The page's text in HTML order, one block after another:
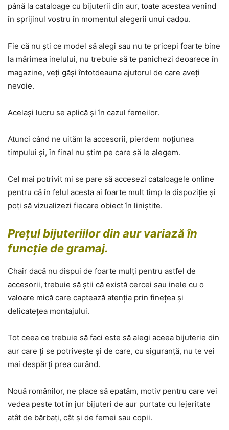
până la cataloage cu bijuterii din aur, toate acestea venind
în sprijinul vostru în momentul alegerii unui cadou.
Fie că nu ști ce model să alegi sau nu te pricepi foarte bine
la mărimea inelului, nu trebuie să te panichezi deoarece în
magazine, veți găși întotdeauna ajutorul de care aveți
nevoie.
Același lucru se aplică și în cazul femeilor.
Atunci când ne uităm la accesorii, pierdem noțiunea
timpului și, în final nu știm pe care să le alegem.
Cel mai potrivit mi se pare să accesezi cataloagele online
pentru că în felul acesta ai foarte mult timp la dispoziție și
poți să vizualizezi fiecare obiect în liniștite.
Prețul bijuteriilor din aur variază în
funcție de gramaj.
Chair dacă nu dispui de foarte mulți pentru astfel de
accesorii, trebuie să știi că există cercei sau inele cu o
valoare mică care captează atenția prin finețea și
delicatețea montajului.
Tot ceea ce trebuie să faci este să alegi aceea bijuterie din
aur care ți se potrivește și de care, cu siguranță, nu te vei
mai despărți prea curând.
Nouă românilor, ne place să epatăm, motiv pentru care vei
vedea peste tot în jur bijuteri de aur purtate cu lejeritate
atât de bărbați, cât și de femei sau copii.